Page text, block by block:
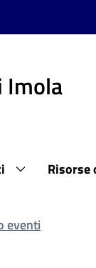
Imola
Risorse
eventi